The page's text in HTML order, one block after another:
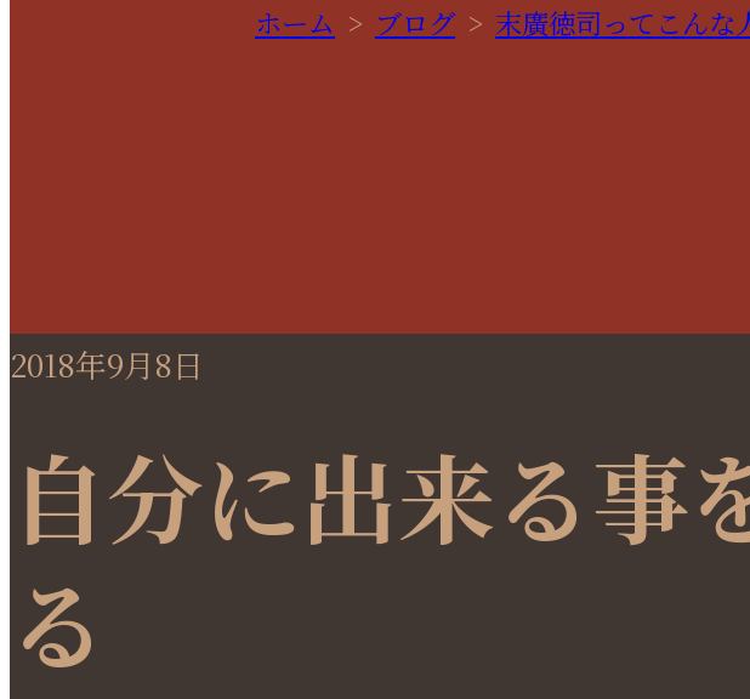
ホーム > ブログ > 末廣徳司ってこんな
2018年9月8日
自分に出来る事
る